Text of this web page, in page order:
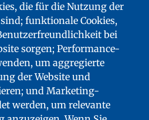
die für die Nutzung der
funktionale Cookies,
bei
sorgen; Performance-
um aggregierte
der Website und
und Marketing-
werden, um relevante